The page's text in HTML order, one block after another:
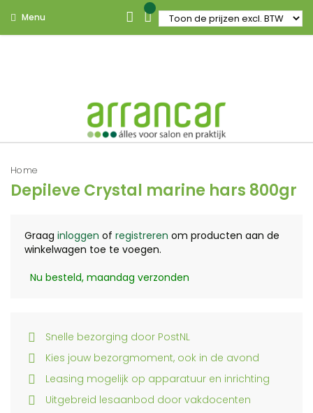
Menu
Home
Depileve Crystal marine hars 800gr
Graag inloggen of registreren om producten aan de
winkelwagen toe te voegen.
Nu besteld, maandag verzonden
Snelle bezorging door PostNL
Kies jouw bezorgmoment, ook in de avond
Leasing mogelijk op apparatuur en inrichting
Uitgebreid lesaanbod door vakdocenten